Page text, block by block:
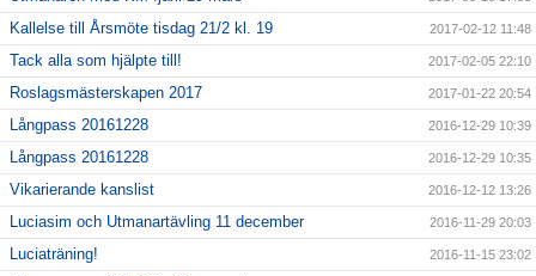
Kallelse till Årsmöte tisdag 21/2 kl. 19 2017-02-12 11:48
Tack alla som hjälpte till! 2017-02-05 22:10
Roslagsmästerskapen 2017 2017-01-22 20:54
Långpass 20161228 2016-12-29 10:39
Långpass 20161228 2016-12-29 10:35
Vikarierande kanslist 2016-12-12 13:26
Luciasim och Utmanartävling 11 december 2016-11-29 20:03
Luciaträning! 2016-11-15 23:02